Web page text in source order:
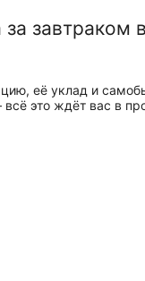
завтраком
её уклад и
это ждёт вас в